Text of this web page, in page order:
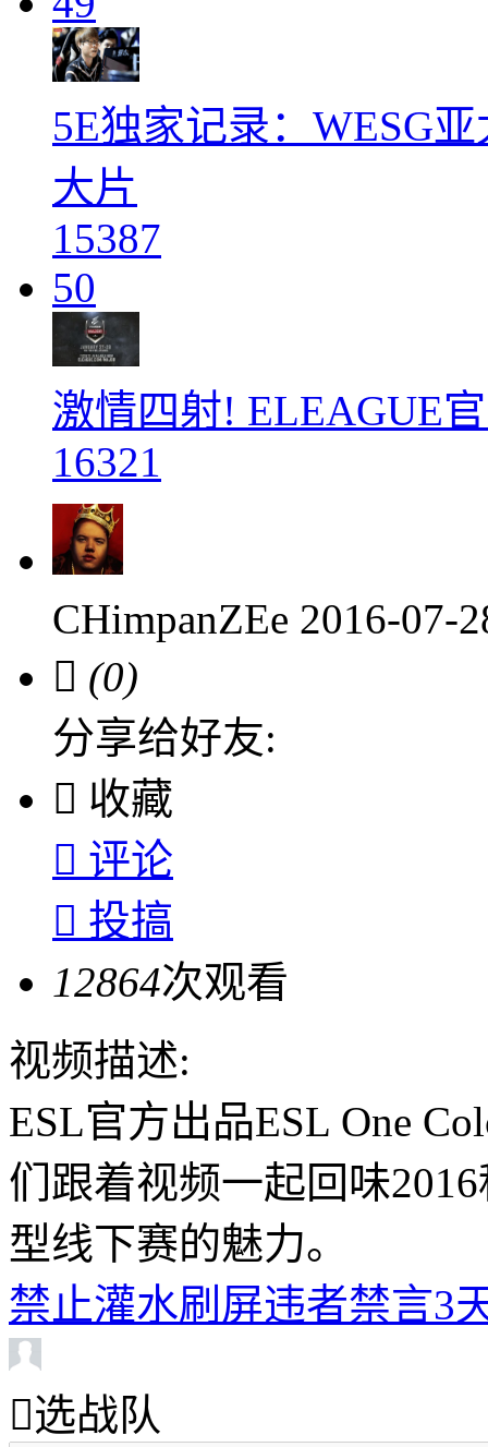
5E独家记录：WESG
大片
15387
50
激情四射! ELEAGUE
16321
CHimpanZEe 2016-07-
 (0)
分享给好友:
 收藏
 评论
 投搞
12864次观看
视频描述:
ESL官方出品ESL One
们跟着视频一起回味
型线下赛的魅力。
禁止灌水刷屏违者禁言3
选战队